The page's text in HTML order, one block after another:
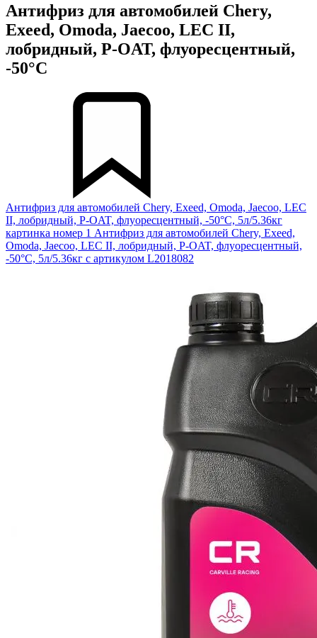
Антифриз для автомобилей Chery,
Exeed, Omoda, Jaecoo, LEC II,
лобридный, P-OAT, флуоресцентный,
-50°С
Антифриз для автомобилей Chery, Exeed, Omoda, Jaecoo, LEC
II, лобридный, P-OAT, флуоресцентный, -50°С, 5л/5.36кг
картинка номер 1 Антифриз для автомобилей Chery, Exeed,
Omoda, Jaecoo, LEC II, лобридный, P-OAT, флуоресцентный,
-50°С, 5л/5.36кг с артикулом L2018082